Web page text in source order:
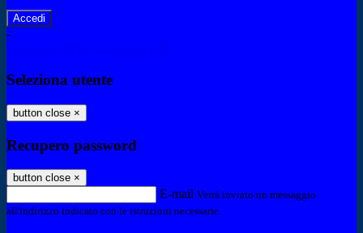
-
Seleziona utente
button close ×
Recupero password
button close ×
E-mail Verrà inviato un messaggio
all'indirizzo indicato con le istruzioni necessarie.